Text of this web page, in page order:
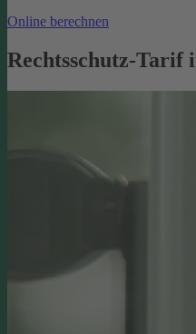
Online berechnen
Rechtsschutz-